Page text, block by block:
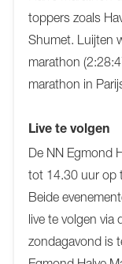
toppers zoals
Shumet. Luijten
marathon
marathon in
Live te volgen
De NN Egmond
tot 14.30 uur op
Beide
live te volgen via
zondagavond is